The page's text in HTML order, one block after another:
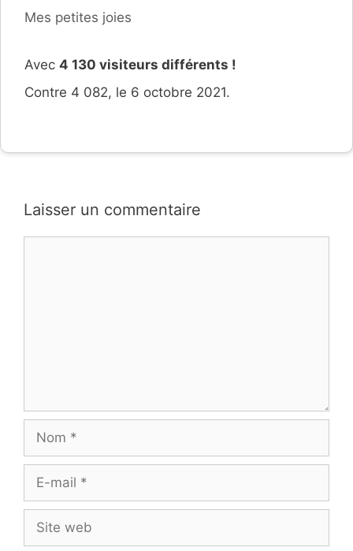
Catégories
Mes petites joies
Avec 4 130 visiteurs différents !
Contre 4 082, le 6 octobre 2021.
Laisser un commentaire
mail
web